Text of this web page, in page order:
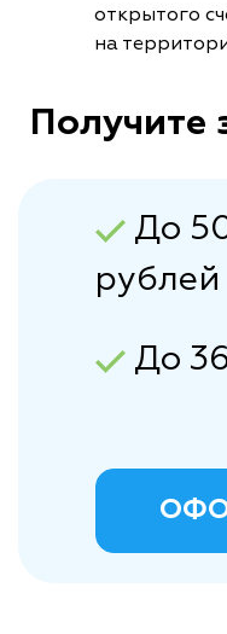
открытого
на
Получите
До
рублей
До